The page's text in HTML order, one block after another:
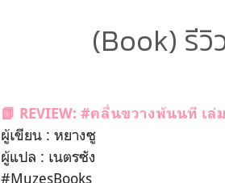
(Book) รี
📗 REVIEW: #คลื่นขวางพ้นนที เล่
ผู้เขียน : หยางซู
ผู้แปล : เนตรซัง
#MuzesBooks